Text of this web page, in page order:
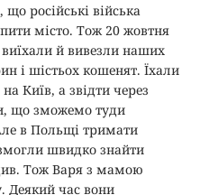
російські війська
місто. Тож 20 жовтня
й вивезли наших
і шістьох кошенят. Їхали
Київ, а звідти через
що зможемо туди
в Польщі тримати
швидко знайти
Тож Варя з мамою
Деякий час вони